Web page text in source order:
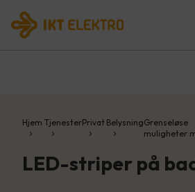
Hjem TjenesterPrivat BelysningGrenseløse
muligheter
LED-striper på